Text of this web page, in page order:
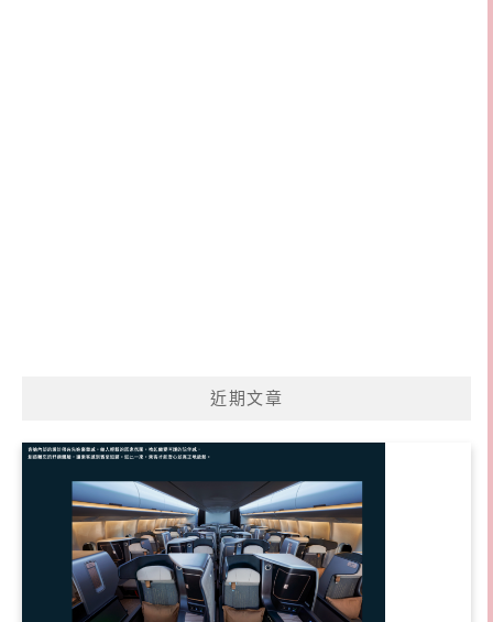
近期文章